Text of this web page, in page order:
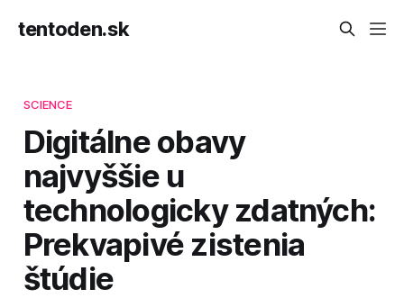
tentoden.sk
SCIENCE
Digitálne obavy
najvyššie u
technologicky zdatných:
Prekvapivé zistenia
štúdie